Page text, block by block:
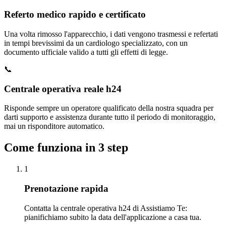
Referto medico rapido e certificato
Una volta rimosso l'apparecchio, i dati vengono trasmessi e refertati
in tempi brevissimi da un cardiologo specializzato, con un
documento ufficiale valido a tutti gli effetti di legge.
📞
Centrale operativa reale h24
Risponde sempre un operatore qualificato della nostra squadra per
darti supporto e assistenza durante tutto il periodo di monitoraggio,
mai un risponditore automatico.
Come funziona in 3 step
1
Prenotazione rapida
Contatta la centrale operativa h24 di Assistiamo Te:
pianifichiamo subito la data dell'applicazione a casa tua.